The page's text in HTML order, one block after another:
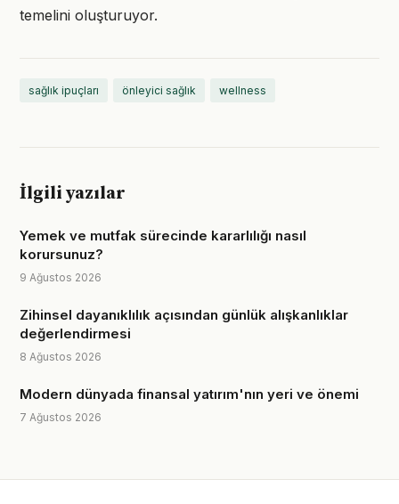
temelini oluşturuyor.
sağlık ipuçları önleyici sağlık wellness
İlgili yazılar
Yemek ve mutfak sürecinde kararlılığı nasıl
korursunuz?
9 Ağustos 2026
Zihinsel dayanıklılık açısından günlük alışkanlıklar
değerlendirmesi
8 Ağustos 2026
Modern dünyada finansal yatırım'nın yeri ve önemi
7 Ağustos 2026